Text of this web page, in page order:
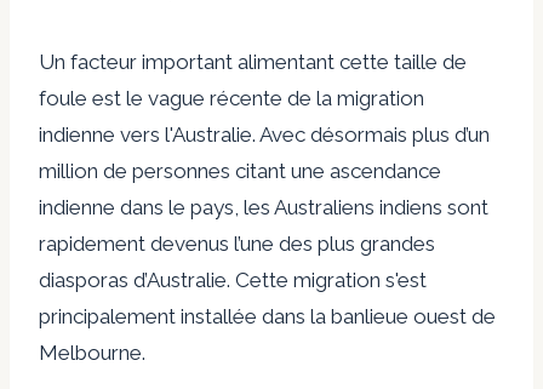
Un facteur important alimentant cette taille de
foule est le vague récente de la migration
indienne vers l'Australie. Avec désormais plus d’un
million de personnes citant une ascendance
indienne dans le pays, les Australiens indiens sont
rapidement devenus l’une des plus grandes
diasporas d’Australie. Cette migration s'est
principalement installée dans la banlieue ouest de
Melbourne.